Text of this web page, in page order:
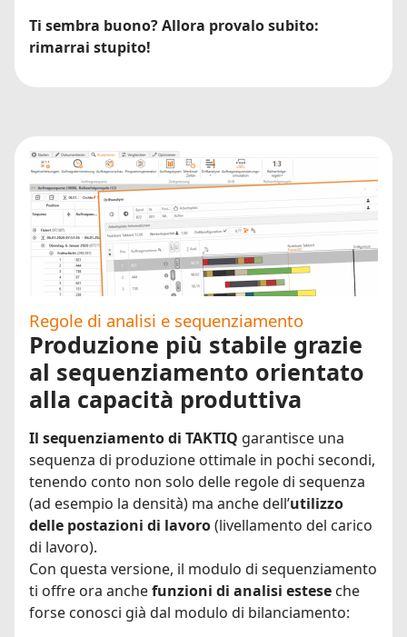
Ti sembra buono? Allora provalo subito:
rimarrai stupito!
Regole di analisi e sequenziamento
Produzione più stabile grazie
al sequenziamento orientato
alla capacità produttiva
Il sequenziamento di TAKTIQ garantisce una
sequenza di produzione ottimale in pochi secondi,
tenendo conto non solo delle regole di sequenza
(ad esempio la densità) ma anche dell’utilizzo
delle postazioni di lavoro(livellamento del carico
di lavoro).
Con questa versione, il modulo di sequenziamento
ti offre ora anchefunzioni di analisi estese che
forse conosci già dal modulo di bilanciamento: